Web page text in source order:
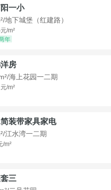
一小
地下城堡（红建路）
/m²
年
房
海上花园一二期
/m²
装带家具家电
江水湾一二期
/m²
三